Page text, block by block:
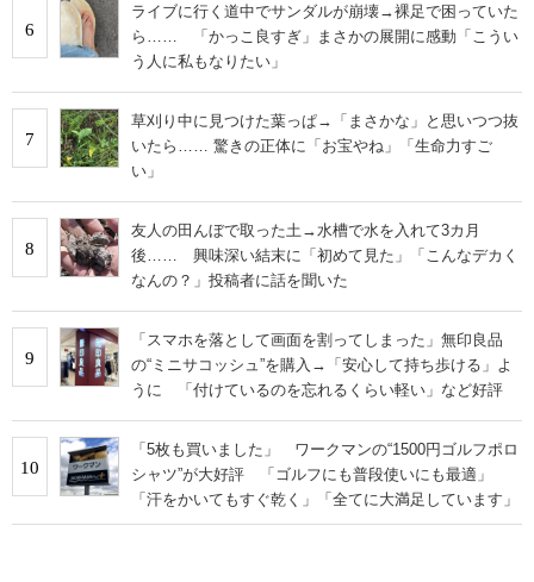
6
ライブに行く道中でサンダルが崩壊→裸足で困っていた
ら…… 「かっこ良すぎ」まさかの展開に感動「こうい
う人に私もなりたい」
7
草刈り中に見つけた葉っぱ→「まさかな」と思いつつ抜
いたら…… 驚きの正体に「お宝やね」「生命力すご
い」
8
友人の田んぼで取った土→水槽で水を入れて3カ月
後…… 興味深い結末に「初めて見た」「こんなデカく
なんの？」投稿者に話を聞いた
9
「スマホを落として画面を割ってしまった」無印良品
の“ミニサコッシュ”を購入→「安心して持ち歩ける」よ
うに 「付けているのを忘れるくらい軽い」など好評
10
「5枚も買いました」 ワークマンの“1500円ゴルフポロ
シャツ”が大好評 「ゴルフにも普段使いにも最適」
「汗をかいてもすぐ乾く」「全てに大満足しています」